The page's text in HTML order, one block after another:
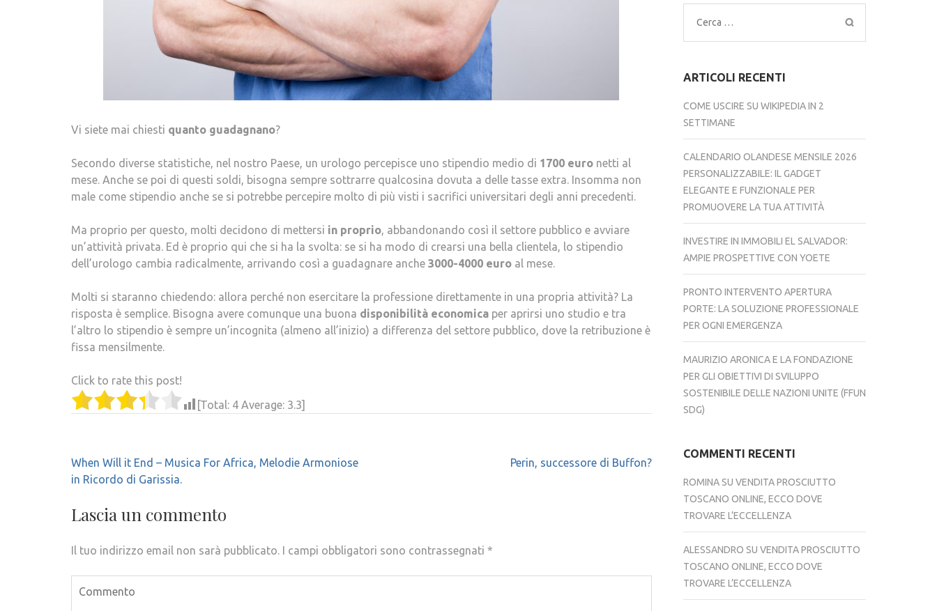
Vi siete mai chiesti quanto guadagnano?
Secondo diverse statistiche, nel nostro Paese, un urologo percepisce uno stipendio medio di 1700 euro netti al
mese. Anche se poi di questi soldi, bisogna sempre sottrarre qualcosina dovuta a delle tasse extra. Insomma non
male come stipendio anche se si potrebbe percepire molto di più visti i sacrifici universitari degli anni precedenti.
Ma proprio per questo, molti decidono di mettersi in proprio, abbandonando così il settore pubblico e avviare
un’attività privata. Ed è proprio qui che si ha la svolta: se si ha modo di crearsi una bella clientela, lo stipendio
dell’urologo cambia radicalmente, arrivando così a guadagnare anche 3000-4000 euro al mese.
Molti si staranno chiedendo: allora perché non esercitare la professione direttamente in una propria attività? La
risposta è semplice. Bisogna avere comunque una buona disponibilità economica per aprirsi uno studio e tra
l’altro lo stipendio è sempre un’incognita (almeno all’inizio) a differenza del settore pubblico, dove la retribuzione è
fissa mensilmente.
Click to rate this post!
[Total: 4 Average: 3.3]
Navigazione
articoli
When Will it End – Musica For Africa, Melodie Armoniose
in Ricordo di Garissia.
Perin, successore di Buffon?
Lascia un commento
Il tuo indirizzo email non sarà pubblicato. I campi obbligatori sono contrassegnati *
Ricerca
per:
ARTICOLI RECENTI
COME USCIRE SU WIKIPEDIA IN 2
SETTIMANE
CALENDARIO OLANDESE MENSILE 2026
PERSONALIZZABILE: IL GADGET
ELEGANTE E FUNZIONALE PER
PROMUOVERE LA TUA ATTIVITÀ
INVESTIRE IN IMMOBILI EL SALVADOR:
AMPIE PROSPETTIVE CON YOETE
PRONTO INTERVENTO APERTURA
PORTE: LA SOLUZIONE PROFESSIONALE
PER OGNI EMERGENZA
MAURIZIO ARONICA E LA FONDAZIONE
PER GLI OBIETTIVI DI SVILUPPO
SOSTENIBILE DELLE NAZIONI UNITE (FFUN
SDG)
COMMENTI RECENTI
ROMINASU VENDITA PROSCIUTTO
TOSCANO ONLINE, ECCO DOVE
TROVARE L’ECCELLENZA
ALESSANDRO SU VENDITA PROSCIUTTO
TOSCANO ONLINE, ECCO DOVE
TROVARE L’ECCELLENZA